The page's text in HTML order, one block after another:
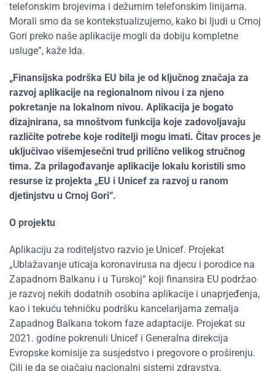
telefonskim brojevima i dežurnim telefonskim linijama.
Morali smo da se kontekstualizujemo, kako bi ljudi u Crnoj
Gori preko naše aplikacije mogli da dobiju kompletne
usluge”, kaže Ida.
„Finansijska podrška EU bila je od ključnog značaja za
razvoj aplikacije na regionalnom nivou i za njeno
pokretanje na lokalnom nivou. Aplikacija je bogato
dizajnirana, sa mnoštvom funkcija koje zadovoljavaju
različite potrebe koje roditelji mogu imati. Čitav proces je
uključivao višemjesečni trud prilično velikog stručnog
tima. Za prilagođavanje aplikacije lokalu koristili smo
resurse iz projekta „EU i Unicef za razvoj u ranom
djetinjstvu u Crnoj Gori“.
O projektu
Aplikaciju za roditeljstvo razvio je Unicef. Projekat
„Ublažavanje uticaja koronavirusa na djecu i porodice na
Zapadnom Balkanu i u Turskoj“ koji finansira EU podržao
je razvoj nekih dodatnih osobina aplikacije i unaprjeđenja,
kao i tekuću tehničku podršku kancelarijama zemalja
Zapadnog Balkana tokom faze adaptacije. Projekat su
2021. godine pokrenuli Unicef i Generalna direkcija
Evropske komisije za susjedstvo i pregovore o proširenju.
Cilj je da se ojačaju nacionalni sistemi zdravstva,